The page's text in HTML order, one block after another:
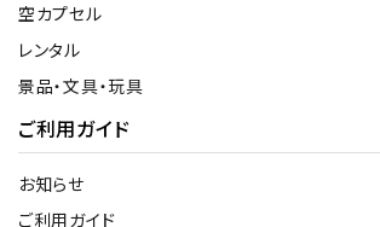
空カプセル
レンタル
景品・文具・玩具
ご利用ガイド
お知らせ
ご利用ガイド